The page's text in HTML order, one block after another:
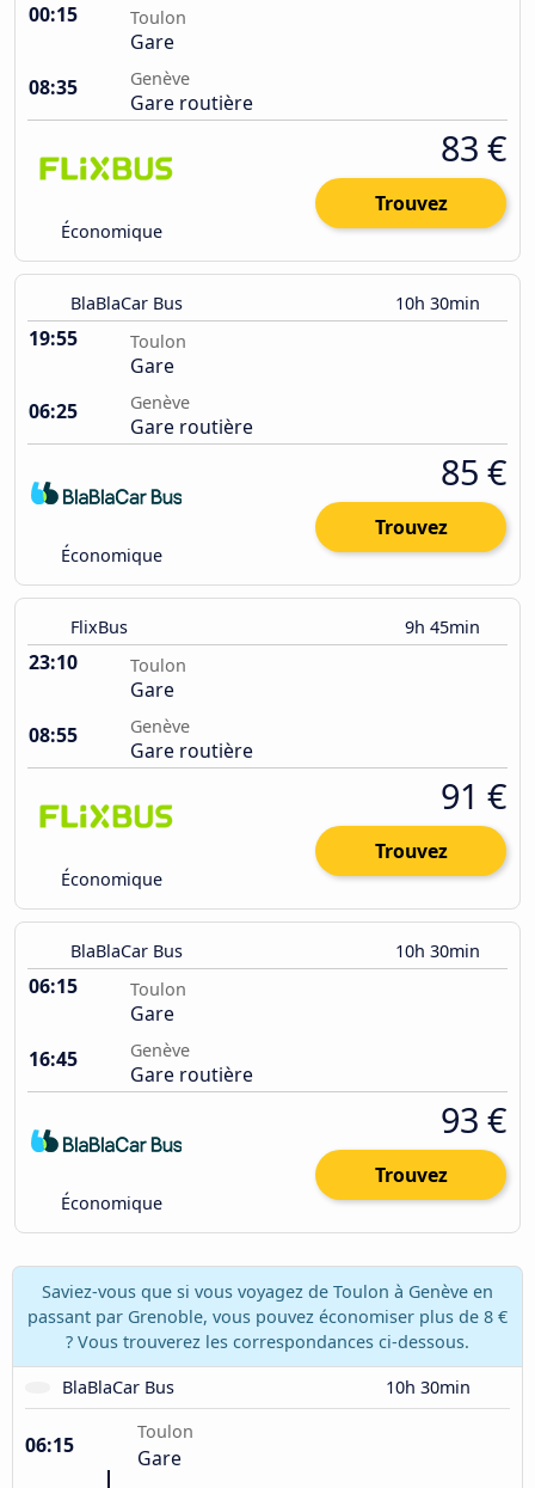
00:15 Toulon
Gare
08:35
Genève
Gare routière
Économique
83 €
Trouvez
BlaBlaCar Bus 10h 30min
19:55 Toulon
Gare
06:25
Genève
Gare routière
Économique
85 €
Trouvez
FlixBus 9h 45min
23:10 Toulon
Gare
08:55
Genève
Gare routière
Économique
91 €
Trouvez
BlaBlaCar Bus 10h 30min
06:15 Toulon
Gare
16:45
Genève
Gare routière
Économique
93 €
Trouvez
Saviez-vous que si vous voyagez de Toulon à Genève en
passant par Grenoble, vous pouvez économiser plus de 8 €
? Vous trouverez les correspondances ci-dessous.
BlaBlaCar Bus
10h 30min
06:15
Toulon
Gare